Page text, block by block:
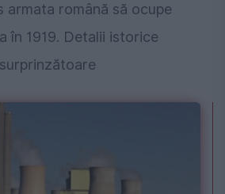
armata română să ocupe
în 1919. Detalii istorice
surprinzătoare